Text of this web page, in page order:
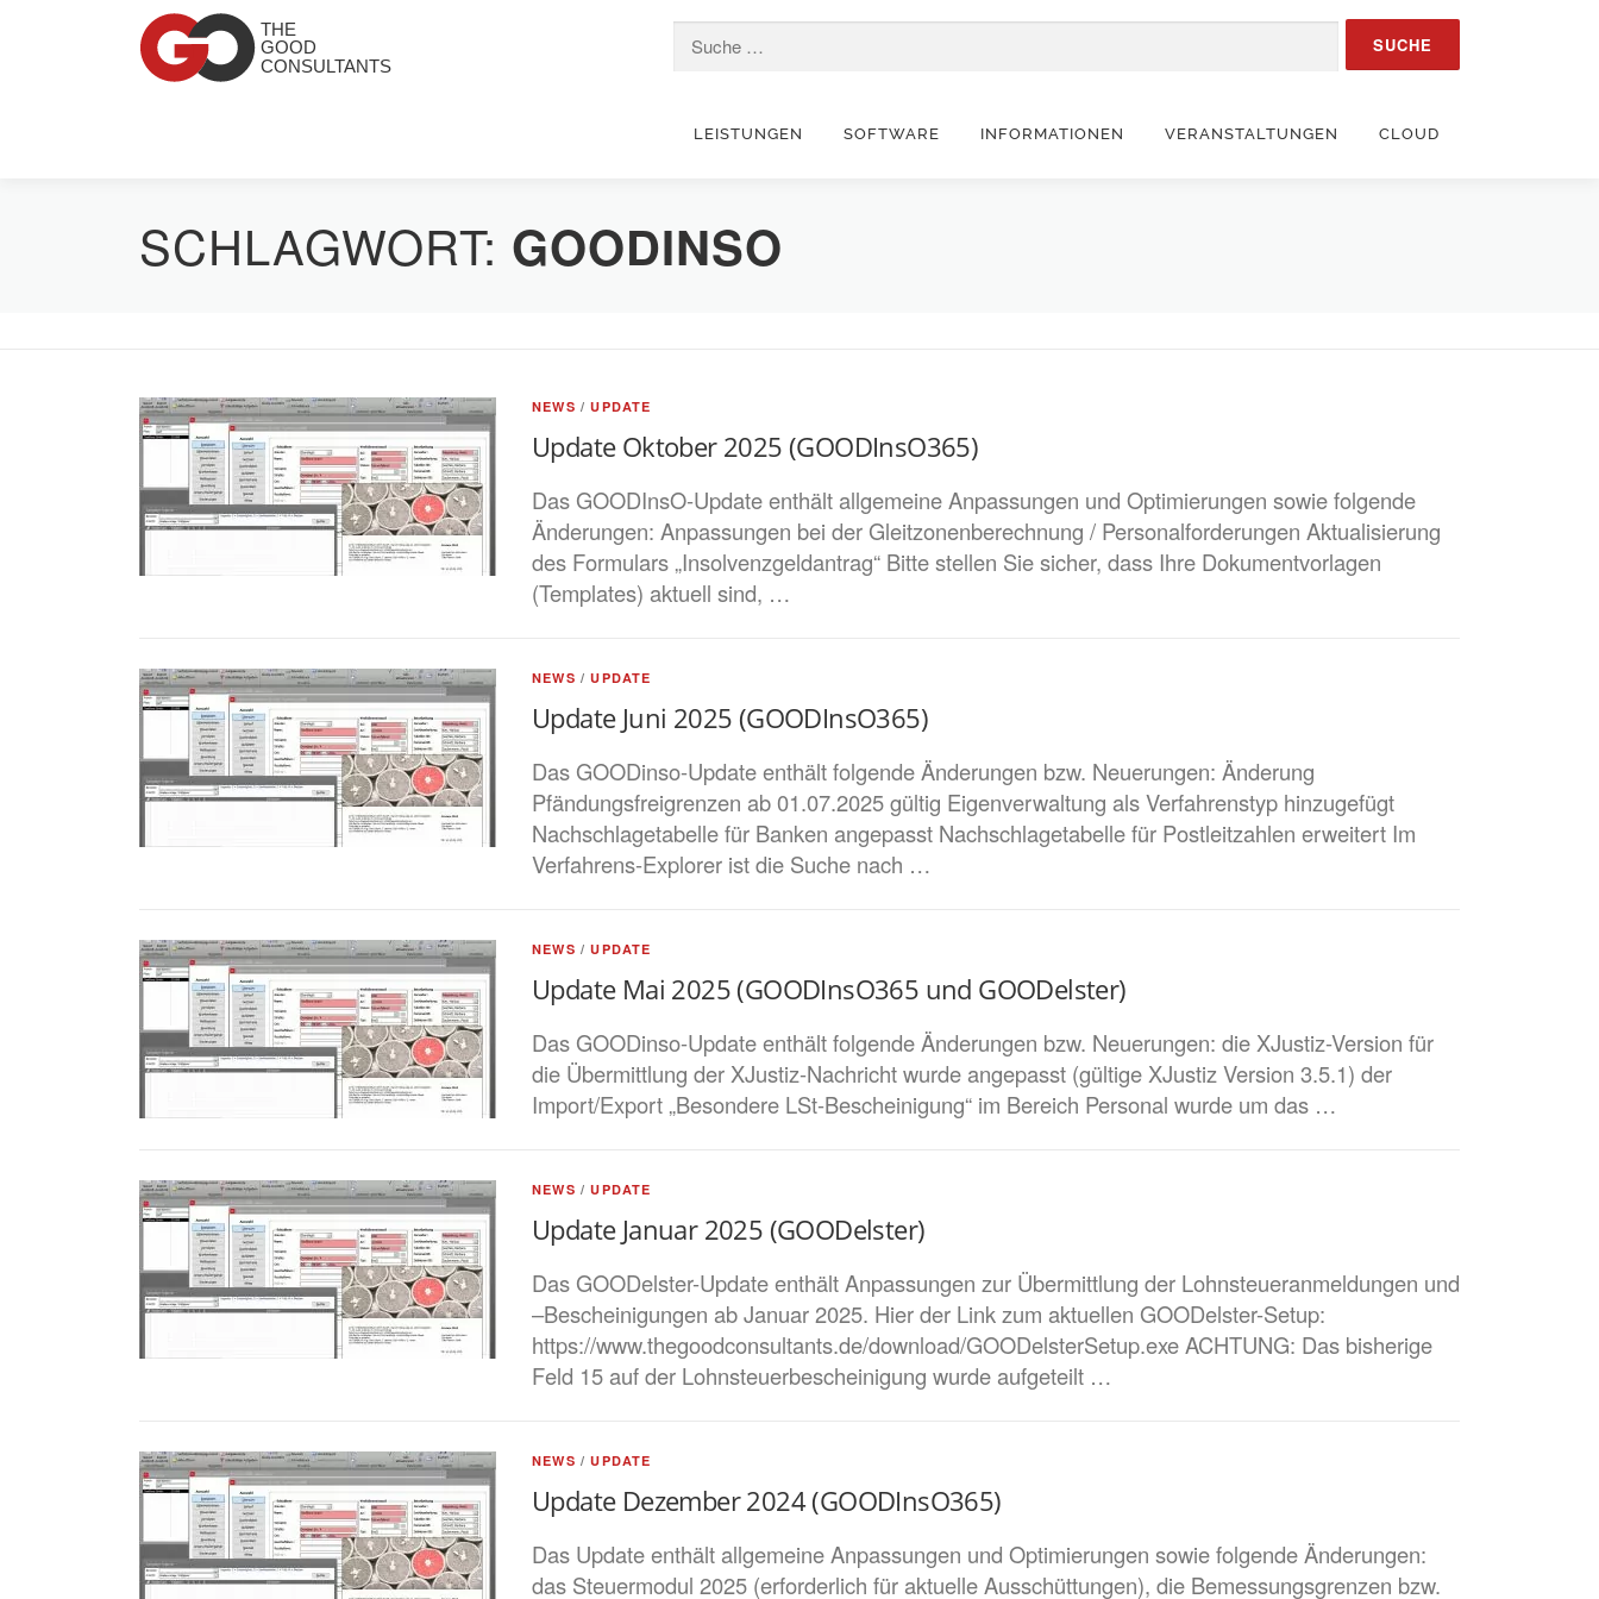
Zum Inhalt springen
Suche nach:
LEISTUNGEN SOFTWARE INFORMATIONEN VERANSTALTUNGEN CLOUD
SCHLAGWORT: GOODINSO
NEWS /UPDATE
Update Oktober 2025 (GOODInsO365)
Das GOODInsO-Update enthält allgemeine Anpassungen und Optimierungen sowie folgende
Änderungen: Anpassungen bei der Gleitzonenberechnung / Personalforderungen Aktualisierung
des Formulars „Insolvenzgeldantrag“ Bitte stellen Sie sicher, dass Ihre Dokumentvorlagen
(Templates) aktuell sind, …
NEWS /UPDATE
Update Juni 2025 (GOODInsO365)
Das GOODinso-Update enthält folgende Änderungen bzw. Neuerungen: Änderung
Pfändungsfreigrenzen ab 01.07.2025 gültig Eigenverwaltung als Verfahrenstyp hinzugefügt
Nachschlagetabelle für Banken angepasst Nachschlagetabelle für Postleitzahlen erweitert Im
Verfahrens-Explorer ist die Suche nach …
NEWS /UPDATE
Update Mai 2025 (GOODInsO365 und GOODelster)
Das GOODinso-Update enthält folgende Änderungen bzw. Neuerungen: die XJustiz-Version für
die Übermittlung der XJustiz-Nachricht wurde angepasst (gültige XJustiz Version 3.5.1) der
Import/Export „Besondere LSt-Bescheinigung“ im Bereich Personal wurde um das …
NEWS /UPDATE
Update Januar 2025 (GOODelster)
Das GOODelster-Update enthält Anpassungen zur Übermittlung der Lohnsteueranmeldungen und
–Bescheinigungen ab Januar 2025. Hier der Link zum aktuellen GOODelster-Setup:
https://www.thegoodconsultants.de/download/GOODelsterSetup.exe ACHTUNG: Das bisherige
Feld 15 auf der Lohnsteuerbescheinigung wurde aufgeteilt …
NEWS /UPDATE
Update Dezember 2024 (GOODInsO365)
Das Update enthält allgemeine Anpassungen und Optimierungen sowie folgende Änderungen:
das Steuermodul 2025 (erforderlich für aktuelle Ausschüttungen), die Bemessungsgrenzen bzw.